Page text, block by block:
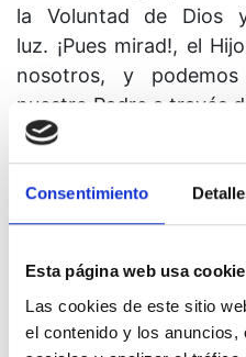
Consentimiento
Esta página web usa
Las cookies de este sitio
el contenido y los anuncios,
la Voluntad de Dios
luz. ¡Pues mirad!, el
nosotros, y
nuestro Padre a través